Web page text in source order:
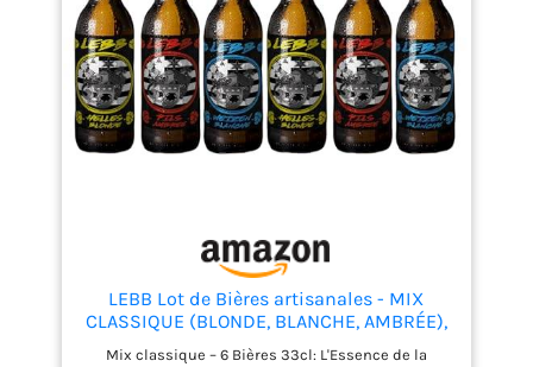
LEBB Lot de Bières artisanales - MIX
CLASSIQUE (BLONDE, BLANCHE, AMBRÉE),
6x33cl
Mix classique – 6 Bières 33cl: L'Essence de la